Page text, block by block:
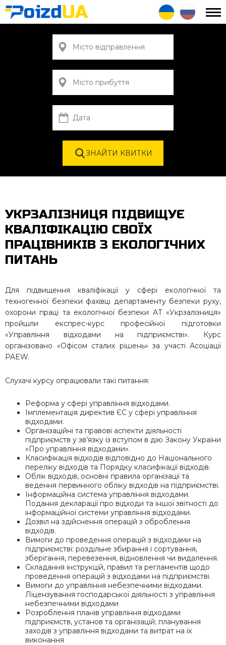
УКРЗАЛІЗНИЦЯ ПІДВИЩУЄ
КВАЛІФІКАЦІЮ СВОЇХ
ПРАЦІВНИКІВ З ЕКОЛОГІЧНИХ
ПИТАНЬ
Для підвищення кваліфікації у сфері екологічної та
техногенної безпеки фахівці департаменту безпеки руху,
охорони праці та екологічної безпеки АТ «Укрзалізниця»
пройшли експрес-курс професійної підготовки
«Управління відходами на підприємстві». Курс
організовано «Офісом сталих рішень» за участі Асоціації
PAEW.
Слухачі курсу опрацювали такі питання:
Реформа у сфері управління відходами.
Імплементація директив ЄС у сфері управління
відходами.
Організаційні та правові аспекти діяльності
підприємств у зв’язку із вступом в дію Закону України
«Про управління відходами».
Класифікація відходів відповідно до Національного
переліку відходів та Порядку класифікації відходів.
Облік відходів, основні правила організації та
ведення первинного обліку відходів на підприємстві.
Інформаційна система управління відходами.
Подання декларації про відходи та іншої звітності до
інформаційної системи управління відходами.
Дозвіл на здійснення операцій з оброблення
відходів.
Вимоги до проведення операцій з відходами на
підприємстві: роздільне збирання і сортування,
зберігання, перевезення, відновлення чи видалення.
Складання інструкцій, правил та регламентів щодо
проведення операцій з відходами на підприємстві.
Вимоги до управління небезпечними відходами.
Ліцензування господарської діяльності з управління
небезпечними відходами
Розроблення планів управління відходами
підприємств, установ та організацій; планування
заходів з управління відходами та витрат на їх
виконання